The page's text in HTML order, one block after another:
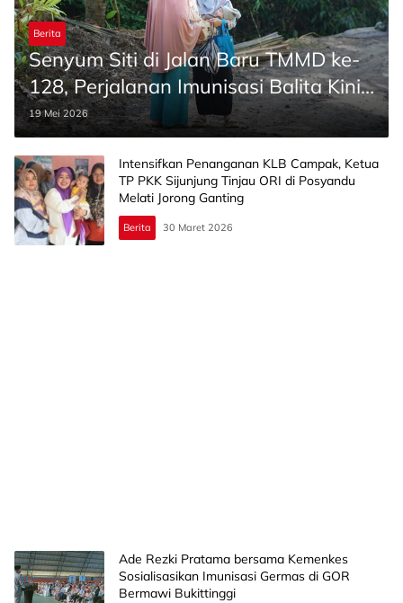
Berita
Senyum Siti di Jalan Baru TMMD ke-
128, Perjalanan Imunisasi Balita Kini
Lebih Nyaman
19 Mei 2026
Intensifkan Penanganan KLB Campak, Ketua
TP PKK Sijunjung Tinjau ORI di Posyandu
Melati Jorong Ganting
Berita 30 Maret 2026
Ade Rezki Pratama bersama Kemenkes
Sosialisasikan Imunisasi Germas di GOR
Bermawi Bukittinggi